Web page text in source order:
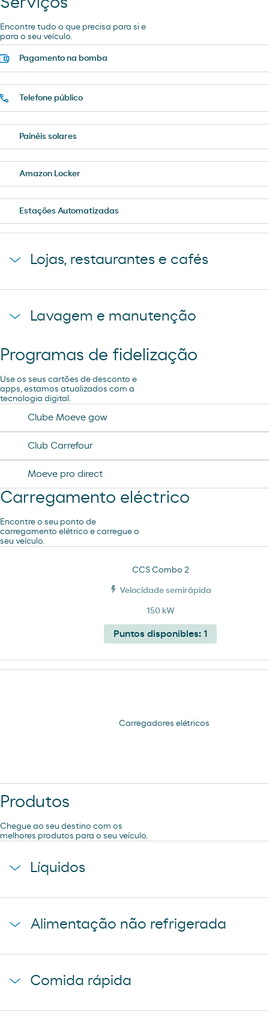
Encontre tudo o que precisa para si e
para o seu veículo.
Pagamento na bomba
Telefone público
Painéis solares
Amazon Locker
Estações Automatizadas
Lojas, restaurantes e cafés
R´SPIRO
Loja Carrefour Express
Lavagem e manutenção
Aspiração
Lavagem Manual – Jet Wash
Programas de fidelização
Use os seus cartões de desconto e
apps, estamos atualizados com a
tecnologia digital.
Clube Moeve gow
Club Carrefour
Moeve pro direct
Carregamento eléctrico
Encontre o seu ponto de
carregamento elétrico e carregue o
seu veículo.
CCS Combo 2
Velocidade semirápida
150 kW
Puntos disponibles: 1
Carregadores elétricos
Produtos
Chegue ao seu destino com os
melhores produtos para o seu veículo.
Líquidos
coca-cola
cerveza mahou clasica
Alimentação não refrigerada
donuts Comida rápida